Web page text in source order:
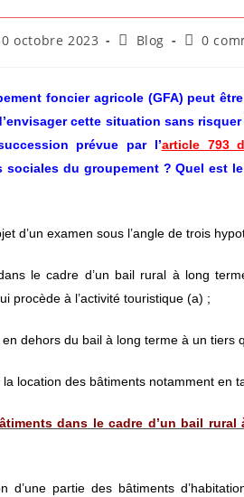
octobre 2023
PostBlog 0
foncier agricole (GFA) peut
cette situation sans
prévue par l’article 793
du groupement ? Quel est
d’un examen sous l’angle de trois
le cadre d’un bail rural à long
procède à l’activité touristique (a) ;
dehors du bail à long terme à un tiers
location des bâtiments notamment en
dans le cadre d’un bail
d’une partie des bâtiments